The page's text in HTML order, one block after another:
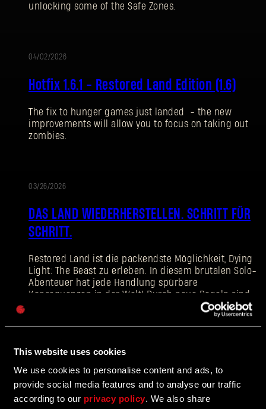
This website uses cookies
We use cookies to personalise content and ads, to
provide social media features and to analyse our traffic
according to our privacy policy. We also share
unlocking some of the Safe Zones.
04/02/2026
Hotfix 1.6.1 - Restored Land Edition (1.6)
The fix to hunger games just landed - the new
improvements will allow you to focus on taking out
zombies.
03/26/2026
DAS LAND WIEDERHERSTELLEN. SCHRITT FÜR
SCHRITT.
Restored Land ist die packendste Möglichkeit, Dying
Light: The Beast zu erleben. In diesem brutalen Solo-
Abenteuer hat jede Handlung spürbare
Konsequenzen in der Welt! Durch neue Regeln sind
Ressourcen endlich, und jede Entscheidung in einer
Welt voller Zombies will gut durchdacht sein.
UPDATE
03/26/2026
Restored Land Edition – Versionshinweise
E-Mail-Adresse
Passwort